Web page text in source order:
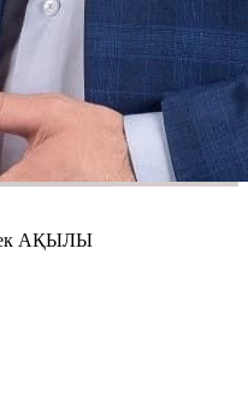
АҚЫЛЫ